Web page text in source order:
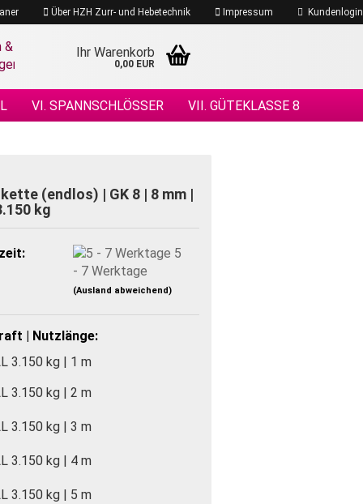
Über HZH Zurr- und Hebetechnik Impressum Kundenlogin
Ihr Warenkorb
0,00 EUR
VI. SPANNSCHLÖSSER VII. GÜTEKLASSE 8
(end­los) | GK 8 | 8 mm |
kg
5
- 7 Werktage
(Ausland abweichend)
| Nutzlänge:
3.150 kg | 1 m
3.150 kg | 2 m
3.150 kg | 3 m
3.150 kg | 4 m
3.150 kg | 5 m